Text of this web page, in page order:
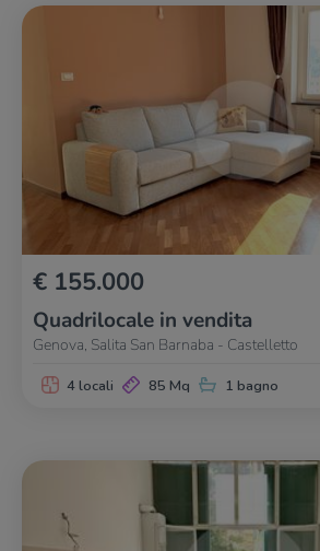
€ 155.000
Quadrilocale in vendita
Genova, Salita San Barnaba - Castelletto
4 locali 85 Mq 1 bagno